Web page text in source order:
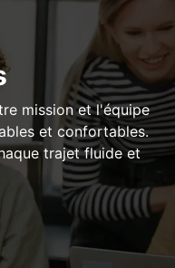
mission et l'équipe
et confortables.
trajet fluide et